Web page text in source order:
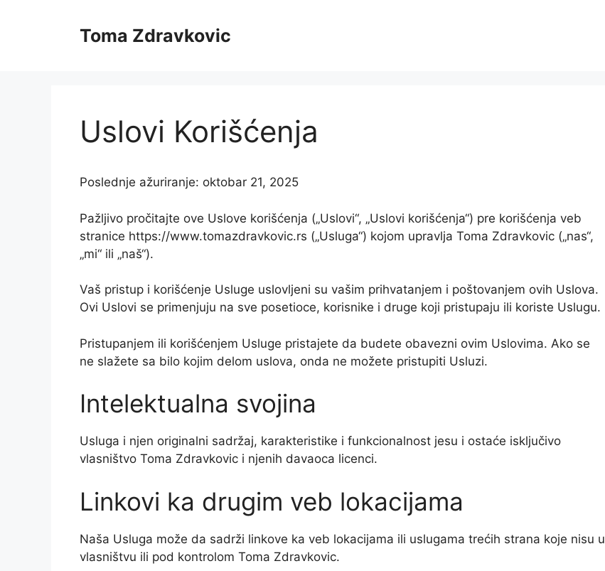
Toma Zdravkovic
Uslovi Korišćenja
Poslednje ažuriranje: oktobar 21, 2025
Pažljivo pročitajte ove Uslove korišćenja („Uslovi“, „Uslovi korišćenja“) pre korišćenja veb
stranice https://www.tomazdravkovic.rs („Usluga“) kojom upravlja Toma Zdravkovic („nas“,
„mi“ ili „naš“).
Vaš pristup i korišćenje Usluge uslovljeni su vašim prihvatanjem i poštovanjem ovih Uslova.
Ovi Uslovi se primenjuju na sve posetioce, korisnike i druge koji pristupaju ili koriste Uslugu.
Pristupanjem ili korišćenjem Usluge pristajete da budete obavezni ovim Uslovima. Ako se
ne slažete sa bilo kojim delom uslova, onda ne možete pristupiti Usluzi.
Intelektualna svojina
Usluga i njen originalni sadržaj, karakteristike i funkcionalnost jesu i ostaće isključivo
vlasništvo Toma Zdravkovic i njenih davaoca licenci.
Linkovi ka drugim veb lokacijama
Naša Usluga može da sadrži linkove ka veb lokacijama ili uslugama trećih strana koje nisu u
vlasništvu ili pod kontrolom Toma Zdravkovic.